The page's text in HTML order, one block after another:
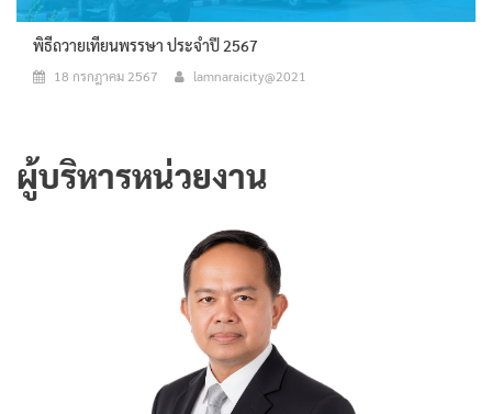
พิธีถวายเทียนพรรษา ประจำปี 2567
18 กรกฎาคม 2567 lamnaraicity@2021
ผู้บริหารหน่วยงาน